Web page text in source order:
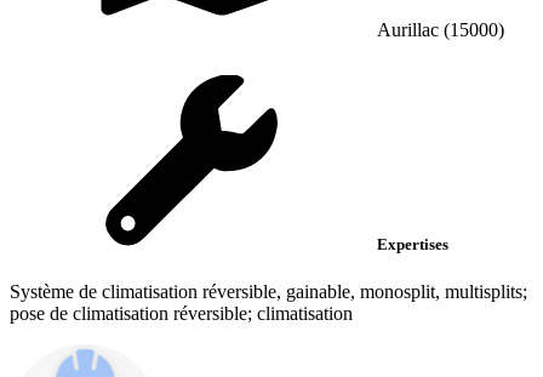
Aurillac (15000)
Expertises
Système de climatisation réversible, gainable, monosplit, multisplits;
pose de climatisation réversible; climatisation